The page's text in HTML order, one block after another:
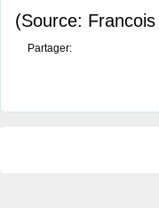
(Source:
Partager: